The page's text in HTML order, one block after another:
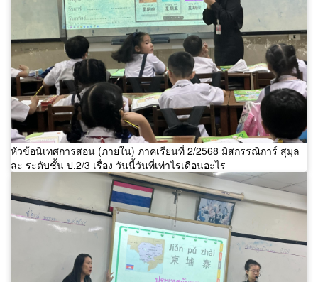
หัวข้อนิเทศการสอน (ภายใน) ภาคเรียนที่ 2/2568 มิสกรรณิการ์ สุมุล
ละ ระดับชั้น ป.2/3 เรื่อง วันนี้วันที่เท่าไรเดือนอะไร